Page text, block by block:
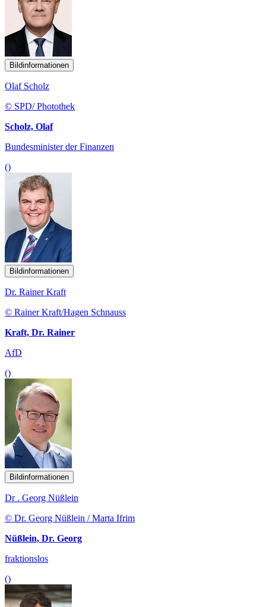
Bildinformationen
Olaf Scholz
© SPD/ Photothek
Scholz, Olaf
Bundesminister der Finanzen
()
Bildinformationen
Dr. Rainer Kraft
© Rainer Kraft/Hagen Schnauss
Kraft, Dr. Rainer
AfD
()
Bildinformationen
Dr . Georg Nüßlein
© Dr. Georg Nüßlein / Marta Ifrim
Nüßlein, Dr. Georg
fraktionslos
()